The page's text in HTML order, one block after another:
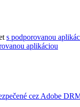
s podporovanou
aplikáciou
cez Adobe